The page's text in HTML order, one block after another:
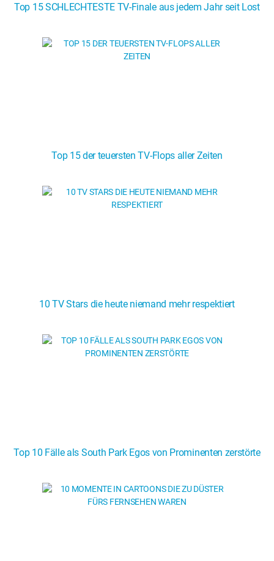
Top 15 SCHLECHTESTE TV-Finale aus jedem Jahr seit Lost
Top 15 der teuersten TV-Flops aller Zeiten
10 TV Stars die heute niemand mehr respektiert
Top 10 Fälle als South Park Egos von Prominenten zerstörte